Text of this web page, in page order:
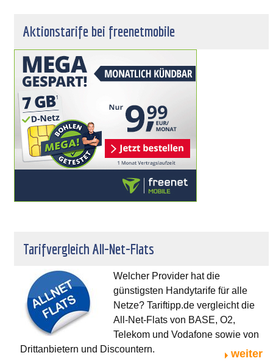
Aktionstarife bei freenetmobile
Tarifvergleich All-Net-Flats
Welcher Provider hat die
günstigsten Handytarife für alle
Netze? Tariftipp.de vergleicht die
All-Net-Flats von BASE, O2,
Telekom und Vodafone sowie von
Drittanbietern und Discountern.
weiter